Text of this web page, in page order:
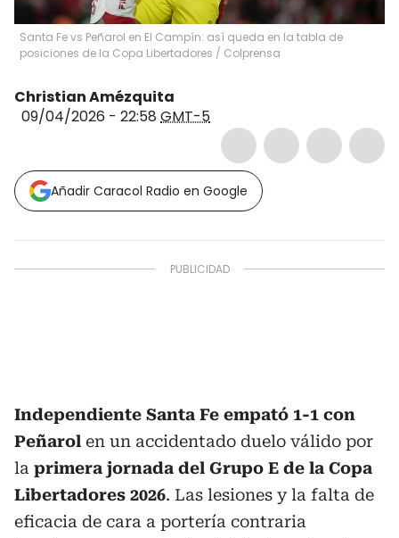
Santa Fe vs Peñarol en El Campín: así queda en la tabla de
posiciones de la Copa Libertadores / Colprensa
Christian Amézquita
09/04/2026 - 22:58 GMT-5
Añadir Caracol Radio en Google
Independiente Santa Fe empató 1-1 con
Peñarol en un accidentado duelo válido por
la primera jornada del Grupo E de la Copa
Libertadores 2026. Las lesiones y la falta de
eficacia de cara a portería contraria